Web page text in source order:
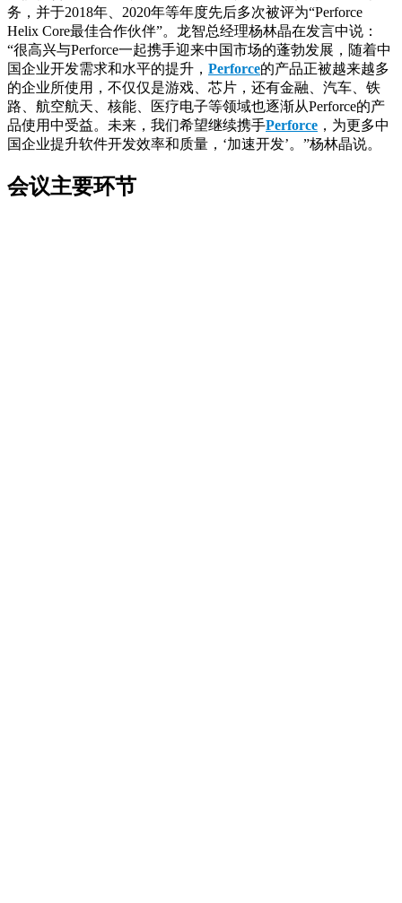
务，并于2018年、2020年等年度先后多次被评为“Perforce
Helix Core最佳合作伙伴”。龙智总经理杨林晶在发言中说：
“很高兴与Perforce一起携手迎来中国市场的蓬勃发展，随着中
国企业开发需求和水平的提升， Perforce的产品正被越来越多
的企业所使用，不仅仅是游戏、芯片，还有金融、汽车、铁
路、航空航天、核能、医疗电子等领域也逐渐从Perforce的产
品使用中受益。未来，我们希望继续携手Perforce ，为更多中
国企业提升软件开发效率和质量，‘加速开发’。”杨林晶说。
会议主要环节